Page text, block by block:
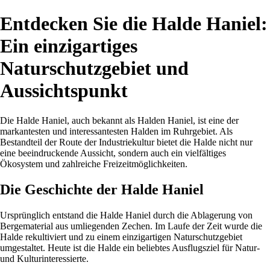
Entdecken Sie die Halde Haniel:
Ein einzigartiges
Naturschutzgebiet und
Aussichtspunkt
Die Halde Haniel, auch bekannt als Halden Haniel, ist eine der
markantesten und interessantesten Halden im Ruhrgebiet. Als
Bestandteil der Route der Industriekultur bietet die Halde nicht nur
eine beeindruckende Aussicht, sondern auch ein vielfältiges
Ökosystem und zahlreiche Freizeitmöglichkeiten.
Die Geschichte der Halde Haniel
Ursprünglich entstand die Halde Haniel durch die Ablagerung von
Bergematerial aus umliegenden Zechen. Im Laufe der Zeit wurde die
Halde rekultiviert und zu einem einzigartigen Naturschutzgebiet
umgestaltet. Heute ist die Halde ein beliebtes Ausflugsziel für Natur-
und Kulturinteressierte.